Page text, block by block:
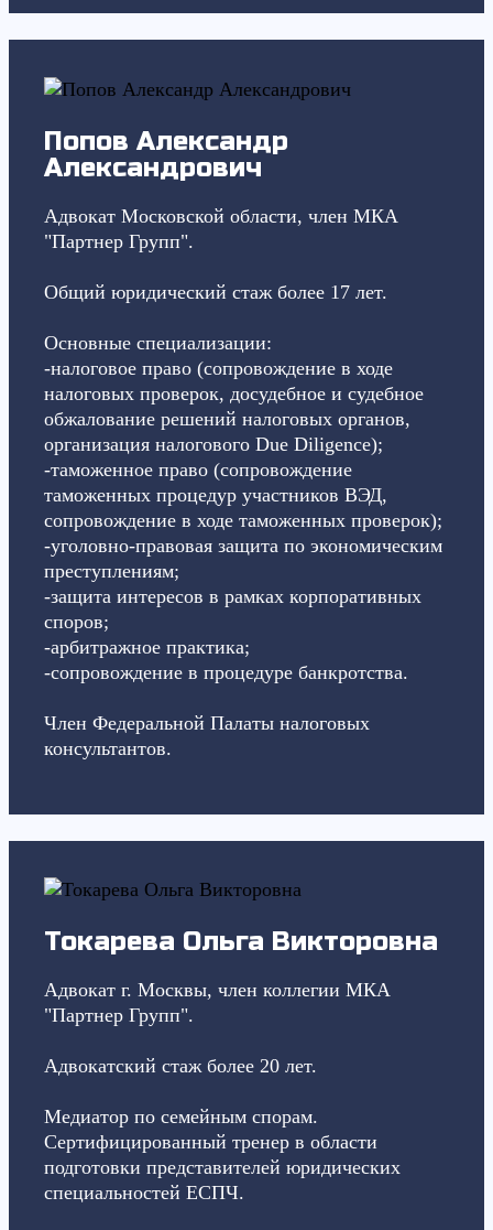
Попов Александр
Александрович
Адвокат Московской области, член МКА
"Партнер Групп".
Общий юридический стаж более 17 лет.
Основные специализации:
-налоговое право (сопровождение в ходе
налоговых проверок, досудебное и судебное
обжалование решений налоговых органов,
организация налогового Due Diligence);
-таможенное право (сопровождение
таможенных процедур участников ВЭД,
сопровождение в ходе таможенных проверок);
-уголовно-правовая защита по экономическим
преступлениям;
-защита интересов в рамках корпоративных
споров;
-арбитражное практика;
-сопровождение в процедуре банкротства.
Член Федеральной Палаты налоговых
консультантов.
Токарева Ольга Викторовна
Адвокат г. Москвы, член коллегии МКА
"Партнер Групп".
Адвокатский стаж более 20 лет.
Медиатор по семейным спорам.
Сертифицированный тренер в области
подготовки представителей юридических
специальностей ЕСПЧ.